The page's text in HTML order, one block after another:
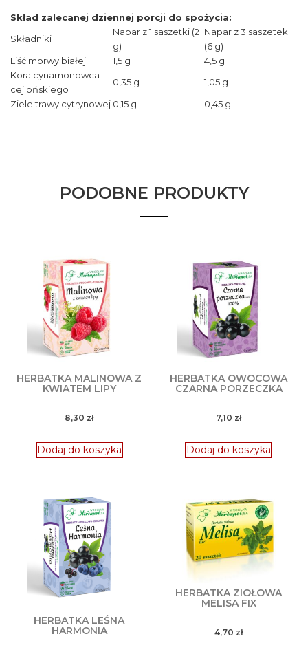
Skład zalecanej dziennej porcji do spożycia:
Składniki
Napar z 1 saszetki (2
g)
Napar z 3 saszetek
(6 g)
Liść morwy białej
1,5 g
4,5 g
Kora cynamonowca
cejlońskiego
0,35 g
1,05 g
Ziele trawy cytrynowej 0,15 g 0,45 g
PODOBNE PRODUKTY
HERBATKA MALINOWA Z
KWIATEM LIPY
8,30 zł
Dodaj do koszyka
HERBATKA OWOCOWA
CZARNA PORZECZKA
7,10 zł
Dodaj do koszyka
HERBATKA LEŚNA
HARMONIA
HERBATKA ZIOŁOWA
MELISA FIX
4,70 zł